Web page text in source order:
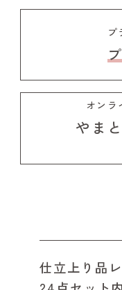
プ
オンラ
やま
仕立上り品